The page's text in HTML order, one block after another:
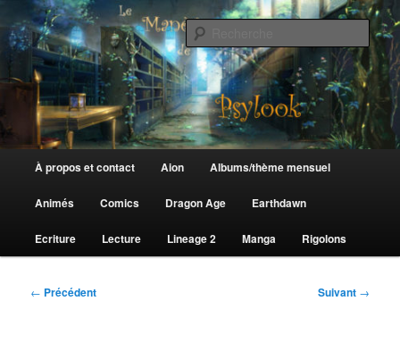
au
contenu
principalLe Manège de Psylook
principal
À propos et contact Aion Albums/thème mensuel
Animés Comics Dragon Age Earthdawn
Ecriture Lecture Lineage 2 Manga Rigolons
Navigation
← Précédent Suivant →